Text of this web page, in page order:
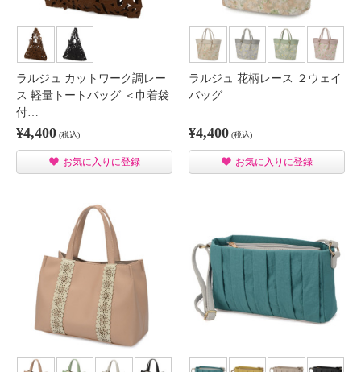
ラルジュ カットワーク調レー
ス 軽量トートバッグ ＜巾着袋
付…
¥4,400 (税込)
お気に入りに登録
ラルジュ 花柄レース ２ウェイ
バッグ
¥4,400 (税込)
お気に入りに登録